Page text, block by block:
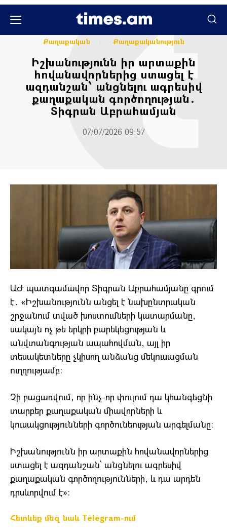
Քաղաքական
Քաղաքականություն
Իշխանությունն իր արտաքին
հովանավորներից ստացել է
ազդանշան՝ անցնելու ագրեսիվ
քաղաքական գործողության․
Տիգրան Աբրահամյան
07/07/2026 09:57
ԱԺ պատգամավոր Տիգրան Աբրահամյանը գրում
է․ «Իշխանությունն անցել է նախընտրական
շրջանում տված խոստումների կատարմանը,
սակայն ոչ թե երկրի բարեկեցության և
անվտանգության ապահովման, այլ իր
տեսակետները չկիսող անձանց մեկուսացման
ուղղությամբ։
Չի բացառվում, որ ինչ-որ փուլում դա կհանգեցնի
տարբեր քաղաքական միավորների և
կուսակցությունների գործունեության արգելմանը։
Իշխանությունն իր արտաքին հովանավորներից
ստացել է ազդանշան՝ անցնելու ագրեսիվ
քաղաքական գործողությունների, և դա արդեն
դրսևորվում է»։
Հետևեք մեզ նաև Telegram-ում